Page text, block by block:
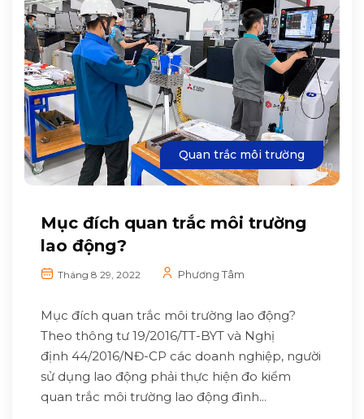
Quan trắc môi trường
Mục đích quan trắc môi trường
lao động?
Tháng 8 29, 2022 Phương Tâm
Mục đích quan trắc môi trường lao động?
Theo thông tư 19/2016/TT-BYT và Nghị
định 44/2016/NĐ-CP các doanh nghiệp, người
sử dụng lao động phải thực hiện đo kiểm
quan trắc môi trường lao động đình...